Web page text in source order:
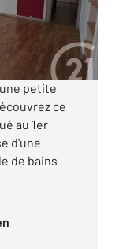
une petite
ce
au 1er
d'une
de bains